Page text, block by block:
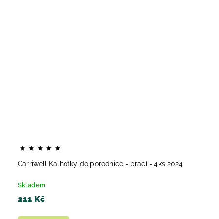
Carriwell Kalhotky do porodnice - prací - 4ks 2024
Skladem
211 Kč